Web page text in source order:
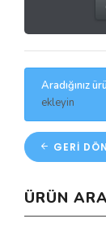
Aradığınız
ekleyin
GERI DÖN
ÜRÜN